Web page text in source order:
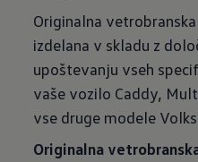
Originalna
izdelana v skladu z
upoštevanju vseh
vaše vozilo Caddy,
vse druge modele
Originalna